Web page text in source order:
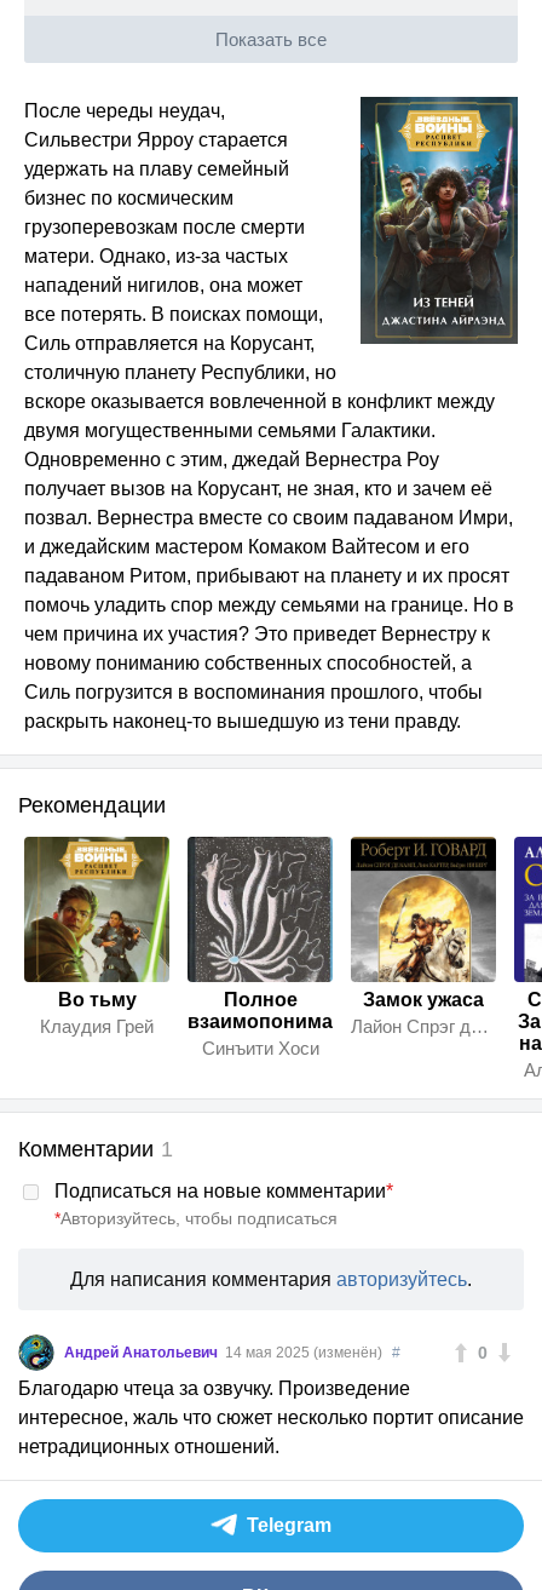
Показать все
После череды неудач,
Сильвестри Ярроу старается
удержать на плаву семейный
бизнес по космическим
грузоперевозкам после смерти
матери. Однако, из-за частых
нападений нигилов, она может
все потерять. В поисках помощи,
Силь отправляется на Корусант,
столичную планету Республики, но
вскоре оказывается вовлеченной в конфликт между
двумя могущественными семьями Галактики.
Одновременно с этим, джедай Вернестра Роу
получает вызов на Корусант, не зная, кто и зачем её
позвал. Вернестра вместе со своим падаваном Имри,
и джедайским мастером Комаком Вайтесом и его
падаваном Ритом, прибывают на планету и их просят
помочь уладить спор между семьями на границе. Но в
чем причина их участия? Это приведет Вернестру к
новому пониманию собственных способностей, а
Силь погрузится в воспоминания прошлого, чтобы
раскрыть наконец-то вышедшую из тени правду.
Рекомендации
Во тьму
Клаудия Грей
Полное
взаимопонимание
Синъити Хоси
Замок ужаса
Лайон Спрэг де Камп
Комментарии 1
Подписаться на новые комментарии*
*Авторизуйтесь, чтобы подписаться
Для написания комментария авторизуйтесь.
0
Андрей Анатольевич 14 мая 2025 (изменён) #
Благодарю чтеца за озвучку. Произведение
интересное, жаль что сюжет несколько портит описание
нетрадиционных отношений.
Telegram